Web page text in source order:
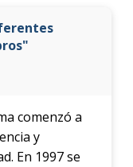
comenzó a
y
En 1997 se